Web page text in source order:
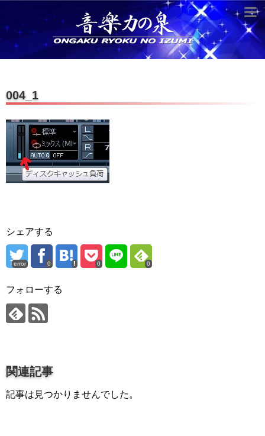
004_1
シェアする
error 0 0 0
フォローする
関連記事
記事は見つかりませんでした。
超役立つ知識／雑学
knowledge
音のしくみ
作曲技術
compose Tech
世界一わかりやすい音楽理論
名作を分析する
音楽機材
instruments
プロ作曲家オススメ DTM機材
succeed
音楽を楽しみたい
enjyoy music